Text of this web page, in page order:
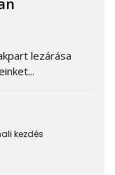
lezárása
kezdés